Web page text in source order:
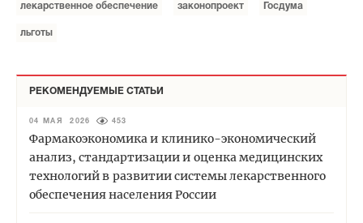
лекарственное обеспечение законопроект Госдума
льготы
РЕКОМЕНДУЕМЫЕ СТАТЬИ
04 МАЯ 2026 453
Фармакоэкономика и клинико-экономический
анализ, стандартизации и оценка медицинских
технологий в развитии системы лекарственного
обеспечения населения России